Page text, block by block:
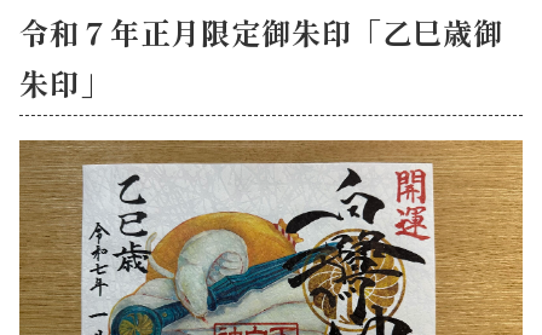
令和７年正月限定御朱印「乙巳歳御
朱印」